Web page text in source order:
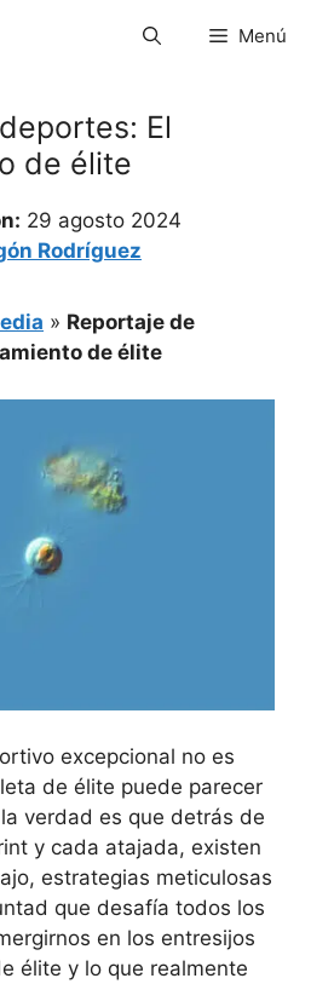
Menú
El
de élite
29 agosto 2024
Rodríguez
» Reportaje de
de élite
excepcional no es
de élite puede parecer
verdad es que detrás de
y cada atajada, existen
estrategias meticulosas
que desafía todos los
en los entresijos
élite y lo que realmente